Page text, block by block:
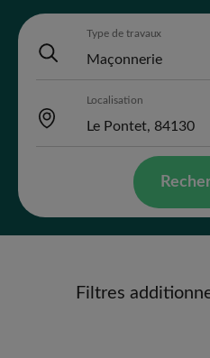
Type de travaux
Localisation
Filtres